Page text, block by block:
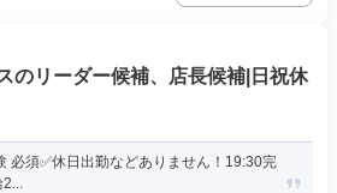
のリーダー候補、店長候補|日祝休
必須✅休日出勤などありません！19:30完
2...